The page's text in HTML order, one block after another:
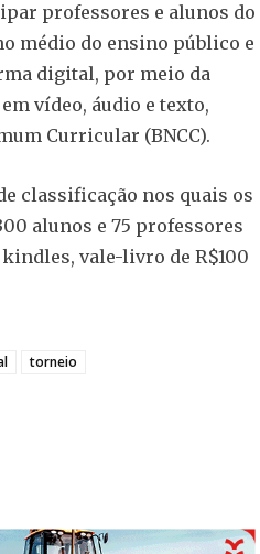
professores e alunos do
médio do ensino público e
digital, por meio da
vídeo, áudio e texto,
Curricular (BNCC).
classificação nos quais os
alunos e 75 professores
vale-livro de R$100
torneio